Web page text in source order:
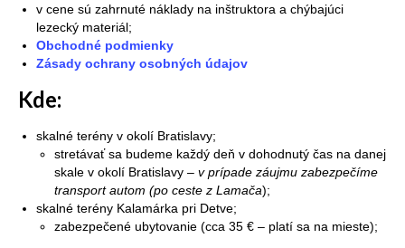
v cene sú zahrnuté náklady na inštruktora a chýbajúci
lezecký materiál;
Obchodné podmienky
Zásady ochrany osobných údajov
Kde:
skalné terény v okolí Bratislavy;
stretávať sa budeme každý deň v dohodnutý čas na danej
skale v okolí Bratislavy – v prípade záujmu zabezpečíme
transport autom (po ceste z Lamača);
skalné terény Kalamárka pri Detve;
zabezpečené ubytovanie (cca 35 € – platí sa na mieste);